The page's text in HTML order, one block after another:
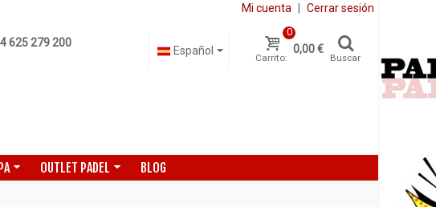
625 279 200
Mi cuenta Cerrar sesión
Carrito:
0
0,00 €
Buscar
Español
OUTLET PADEL BLOG